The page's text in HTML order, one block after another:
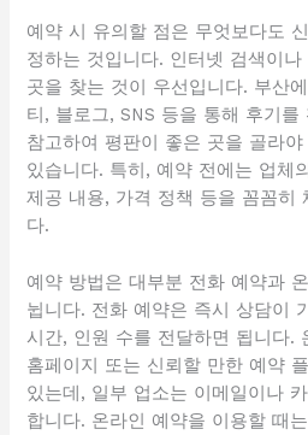
예약 시 유의할 점은 무엇보다도
정하는 것입니다. 인터넷 검색이
곳을 찾는 것이 우선입니다. 부산
티, 블로그, SNS 등을 통해 후기
참고하여 평판이 좋은 곳을 골라
있습니다. 특히, 예약 전에는 업체
제공 내용, 가격 정책 등을 꼼꼼히
다.
예약 방법은 대부분 전화 예약과
뉩니다. 전화 예약은 즉시 상담이
시간, 인원 수를 전달하면 됩니다.
홈페이지 또는 신뢰할 만한 예약
있는데, 일부 업소는 이메일이나
합니다. 온라인 예약을 이용할 때